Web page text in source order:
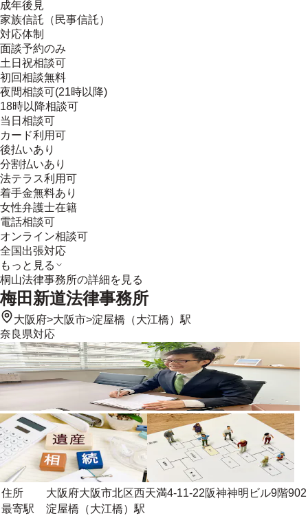
成年後見
家族信託（民事信託）
対応体制
面談予約のみ
土日祝相談可
初回相談無料
夜間相談可(21時以降)
18時以降相談可
当日相談可
カード利用可
後払いあり
分割払いあり
法テラス利用可
着手金無料あり
女性弁護士在籍
電話相談可
オンライン相談可
全国出張対応
もっと見る
桐山法律事務所の詳細を見る
梅田新道法律事務所
大阪府>大阪市>淀屋橋（大江橋）駅
奈良県対応
住所
大阪府大阪市北区西天満4-11-22阪神神明ビル9階902
最寄駅
淀屋橋（大江橋）駅